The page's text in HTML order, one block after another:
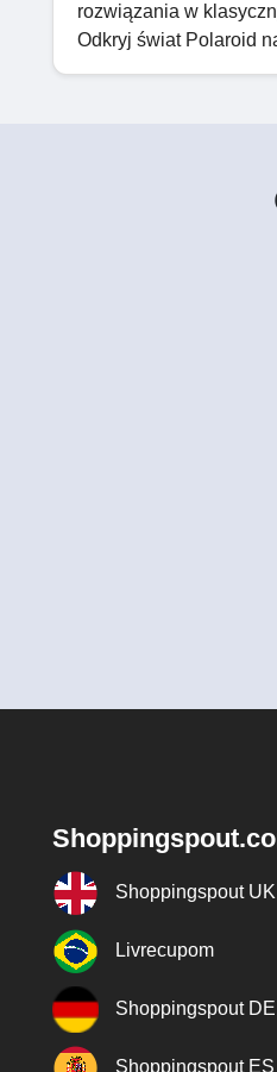
rozwiązania w
Odkryj świat Polaroid
Shoppingspout UK
Livrecupom
Shoppingspout DE
Shoppingspout ES